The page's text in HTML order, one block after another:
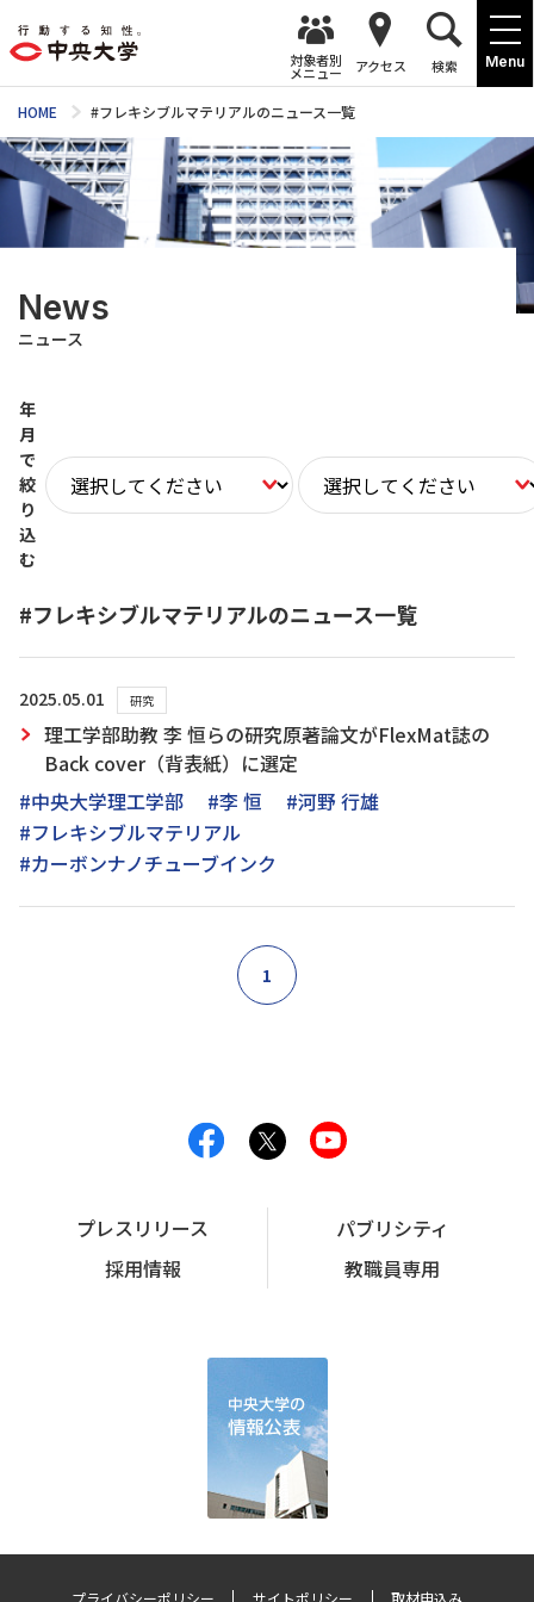
Menu
対象者別
メニュー アクセス 検索
HOME #フレキシブルマテリアルのニュース一覧
News
ニュース
年
月
で
絞
り
込
む
#フレキシブルマテリアルのニュース一覧
2025.05.01 研究
理工学部助教 李 恒らの研究原著論文がFlexMat誌の
Back cover（背表紙）に選定
#中央大学理工学部
#李 恒
#河野 行雄
#フレキシブルマテリアル
#カーボンナノチューブインク
1
プレスリリース
パブリシティ
採用情報
教職員専用
プライバシーポリシー サイトポリシー 取材申込み